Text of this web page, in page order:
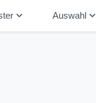
keyboard_arrow_down Auswahlkeyboard_arrow_down